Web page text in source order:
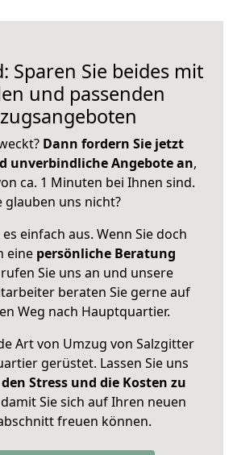
Sparen Sie beides mit
und passenden
Dann fordern Sie jetzt
unverbindliche Angebote an,
ca. 1 Minuten bei Ihnen sind.
glauben uns nicht?
einfach aus. Wenn Sie doch
eine persönliche Beratung
Sie uns an und unsere
beraten Sie gerne auf
Weg nach Hauptquartier.
Art von Umzug von Salzgitter
gerüstet. Lassen Sie uns
den Stress und die Kosten zu
Sie sich auf Ihren neuen
freuen können.